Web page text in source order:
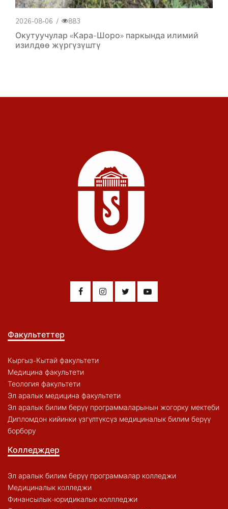
2026-08-06 / 883
Окутуучулар «Кара-Шоро» паркында илимий
изилдөө жүргүзүштү
Факультеттер
Кыргыз-Кытай факультети
Медицина факультети
Теология факультети
Эл аралык медицина факультети
Эл аралык билим берүү программаларынын жогорку мектеби
Дипломдон кийинки үзгүлтүксүз медициналык билим берүү
борбору
Колледждер
Эл аралык билим берүү программалар колледжи
Медициналык колледжи
Финансылык-юридикалык коллледжи